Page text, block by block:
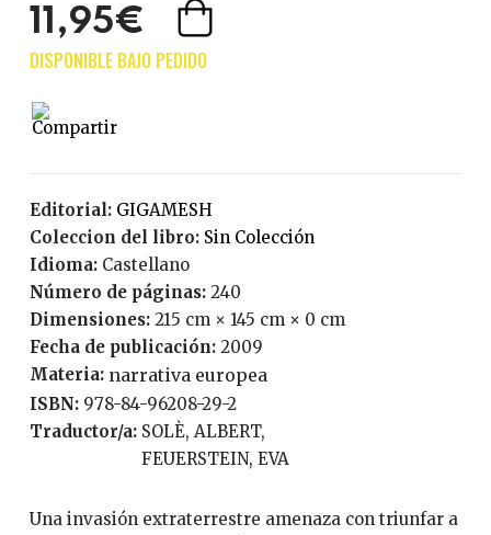
11,95€
Editorial:
GIGAMESH
Coleccion del libro:
Sin Colección
Idioma:
Castellano
Número de páginas:
240
Dimensiones: 215 cm × 145 cm × 0 cm
Fecha de publicación:
2009
Materia: narrativa europea
ISBN:
978-84-96208-29-2
Traductor/a:
SOLÈ, ALBERT,
FEUERSTEIN, EVA
Una invasión extraterrestre amenaza con triunfar a